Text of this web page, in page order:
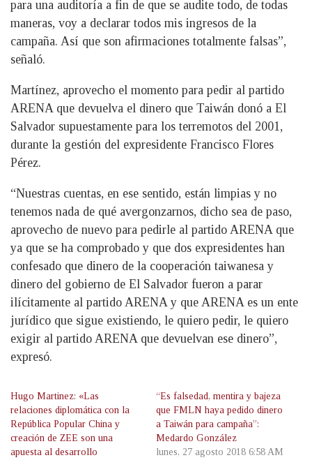
para una auditoría a fin de que se audite todo, de todas
maneras, voy a declarar todos mis ingresos de la
campaña. Así que son afirmaciones totalmente falsas”,
señaló.
Martínez, aprovecho el momento para pedir al partido
ARENA que devuelva el dinero que Taiwán donó a El
Salvador supuestamente para los terremotos del 2001,
durante la gestión del expresidente Francisco Flores
Pérez.
“Nuestras cuentas, en ese sentido, están limpias y no
tenemos nada de qué avergonzarnos, dicho sea de paso,
aprovecho de nuevo para pedirle al partido ARENA que
ya que se ha comprobado y que dos expresidentes han
confesado que dinero de la cooperación taiwanesa y
dinero del gobierno de El Salvador fueron a parar
ilícitamente al partido ARENA y que ARENA es un ente
jurídico que sigue existiendo, le quiero pedir, le quiero
exigir al partido ARENA que devuelvan ese dinero”,
expresó.
Hugo Martinez: «Las
relaciones diplomática con la
República Popular China y
creación de ZEE son una
apuesta al desarrollo
“Es falsedad, mentira y bajeza
que FMLN haya pedido dinero
a Taiwán para campaña”:
Medardo González
lunes, 27 agosto 2018 6:58 AM